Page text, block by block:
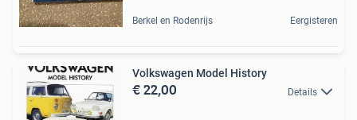
Berkel en Rodenrijs Eergisteren
Volkswagen Model History
€ 22,00 Details